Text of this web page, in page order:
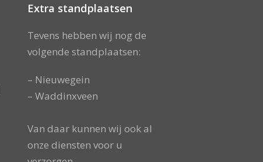
Extra standplaatsen
Tevens hebben wij nog de
volgende standplaatsen:
– Nieuwegein
– Waddinxveen
Van daar kunnen wij ook al
onze diensten voor u